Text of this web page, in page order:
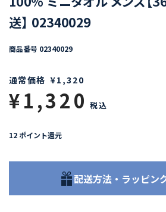
送】 02340029
商品番号 02340029
通常価格 ¥1,320
¥1,320 税込
12 ポイント還元
配送方法・ラッピン